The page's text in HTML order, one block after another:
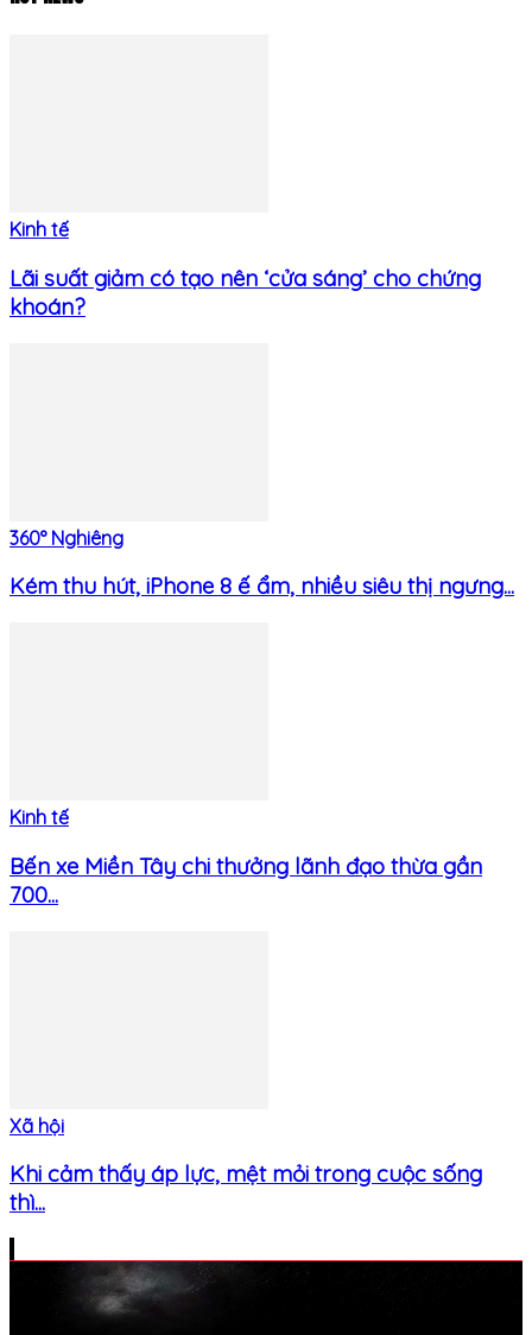
Kinh tế
Lãi suất giảm có tạo nên ‘cửa sáng’ cho chứng
khoán?
360° Nghiêng
Kém thu hút, iPhone 8 ế ẩm, nhiều siêu thị ngưng...
Kinh tế
Bến xe Miền Tây chi thưởng lãnh đạo thừa gần
700...
Xã hội
Khi cảm thấy áp lực, mệt mỏi trong cuộc sống
thì...